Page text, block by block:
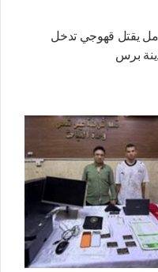
عامل يقتل قهوجي تدخل
برس